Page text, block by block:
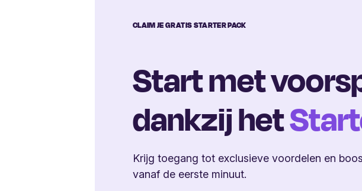
CLAIM JE GRATIS STARTER PACK
Start met
dankzij het
Krijg toegang tot exclusieve voordelen en
vanaf de eerste minuut.